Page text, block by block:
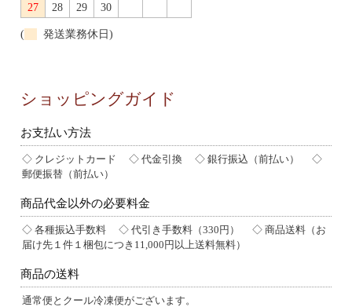
27
28 29 30
( 発送業務休日)
ショッピングガイド
お支払い方法
◇ クレジットカード ◇ 代金引換 ◇ 銀行振込（前払い） ◇
郵便振替（前払い）
商品代金以外の必要料金
◇ 各種振込手数料 ◇ 代引き手数料（330円） ◇ 商品送料（お
届け先１件１梱包につき11,000円以上送料無料）
商品の送料
通常便とクール冷凍便がございます。